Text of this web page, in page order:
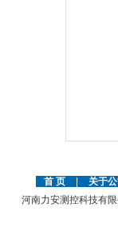
首 页 关于公
河南力安测控科技有